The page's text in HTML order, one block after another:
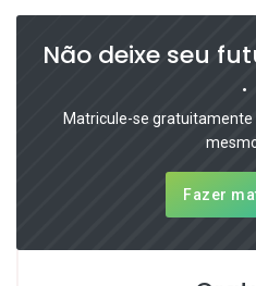
Não deixe seu
.
Matricule-se
Fazer